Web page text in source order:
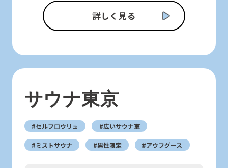
詳しく見る
サウナ東京
#セルフロウリュ #広いサウナ室
#ミストサウナ #男性限定 #アウフグース